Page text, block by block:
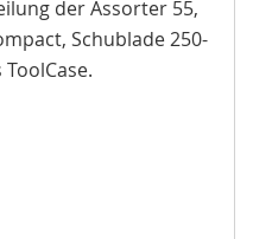
der Assorter 55,
Schublade 250-